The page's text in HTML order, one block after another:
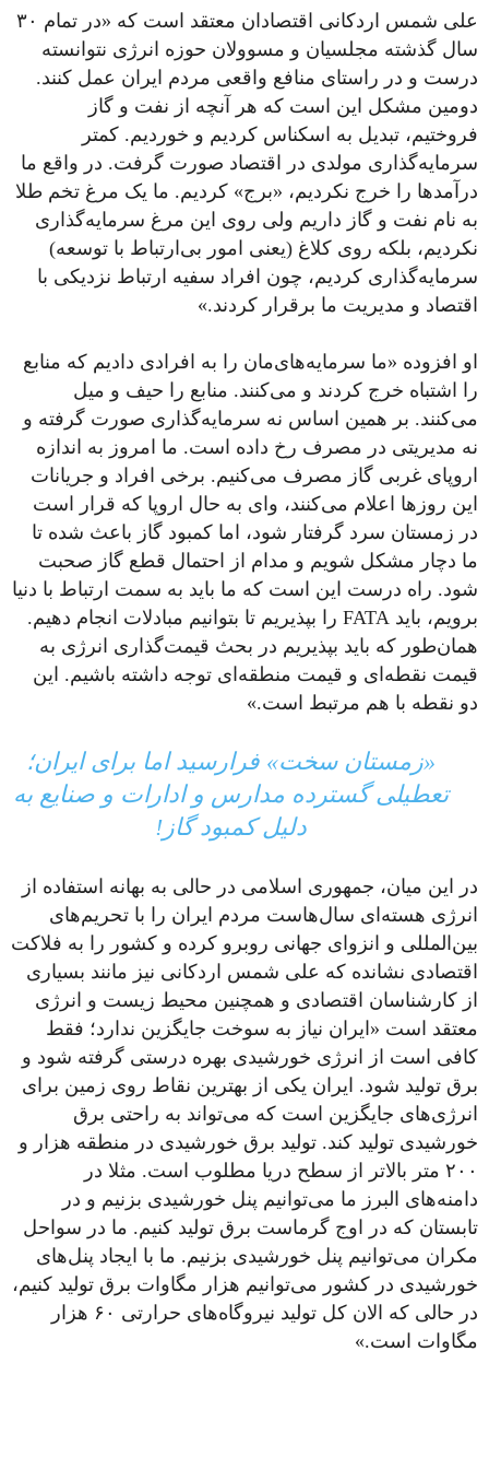
علی شمس‌ اردکانی اقتصادان معتقد است که «در تمام ۳۰
سال گذشته مجلسیان و مسوولان حوزه انرژی نتوانسته
درست و در راستای منافع واقعی مردم ایران عمل کنند.
دومین مشکل این است که هر آنچه از نفت و گاز
فروختیم، تبدیل به اسکناس کردیم و خوردیم. کمتر
سرمایه‌گذاری مولدی در اقتصاد صورت گرفت. در واقع ما
درآمدها را خرج نکردیم، «برج» کردیم. ما یک مرغ تخم طلا
به نام نفت و گاز داریم ولی روی این مرغ سرمایه‌گذاری
نکردیم، بلکه روی کلاغ (یعنی امور بی‌ارتباط با توسعه)
سرمایه‌گذاری کردیم، چون افراد سفیه ارتباط نزدیکی با
اقتصاد و مدیریت ما برقرار کردند.»
او افزوده «ما سرمایه‌های‌مان را به افرادی دادیم که منابع
را اشتباه خرج کردند و می‌کنند. منابع را حیف و میل
می‌کنند. بر همین اساس نه سرمایه‌گذاری صورت گرفته و
نه مدیریتی در مصرف رخ داده است. ما امروز به اندازه
اروپای غربی گاز مصرف می‌کنیم. برخی افراد و جریانات
این روزها اعلام می‌کنند، وای به حال اروپا که قرار است
در زمستان سرد گرفتار شود، اما کمبود گاز باعث شده تا
ما دچار مشکل شویم و مدام از احتمال قطع گاز صحبت
شود. راه درست این است که ما باید به سمت ارتباط با دنیا
برویم، باید FATA را بپذیریم تا بتوانیم مبادلات انجام دهیم.
همان‌طور که باید بپذیریم در بحث قیمت‌گذاری انرژی به
قیمت نقطه‌ای و قیمت منطقه‌ای توجه داشته باشیم. این
دو نقطه با هم مرتبط است.»
«زمستان سخت» فرارسید اما برای ایران؛
تعطیلی گسترده مدارس و ادارات و صنایع به
دلیل کمبود گاز!
در این میان، جمهوری اسلامی در حالی به بهانه استفاده از
انرژی هسته‌ای سال‌هاست مردم ایران را با تحریم‌های
بین‌المللی و انزوای جهانی روبرو کرده و کشور را به فلاکت
اقتصادی نشانده که علی شمس اردکانی نیز مانند بسیاری
از کارشناسان اقتصادی و همچنین محیط زیست و انرژی
معتقد است «ایران نیاز به سوخت جایگزین ندارد؛ فقط
کافی است از انرژی خورشیدی بهره درستی گرفته شود و
برق تولید شود. ایران یکی از بهترین نقاط روی زمین برای
انرژی‌های جایگزین است که می‌تواند به راحتی برق
خورشیدی تولید کند. تولید برق خورشیدی در منطقه هزار و
۲۰۰ متر بالاتر از سطح دریا مطلوب است. مثلا در
دامنه‌های البرز ما می‌توانیم پنل خورشیدی بزنیم و در
تابستان که در اوج گرماست برق تولید کنیم. ما در سواحل
مکران می‌توانیم پنل خورشیدی بزنیم. ما با ایجاد پنل‌های
خورشیدی در کشور می‌توانیم هزار مگاوات برق تولید کنیم،
در حالی که الان کل تولید نیروگاه‌های حرارتی ۶۰ هزار
مگاوات است.»